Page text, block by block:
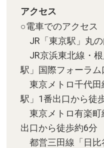
アクセス
○電車でのアクセス
JR「東京駅」丸
JR京浜東北線・
駅」国際フォーラ
東京メトロ千代田
駅」1番出口から徒
東京メトロ有楽町
出口から徒歩約6分
都営三田線「日比